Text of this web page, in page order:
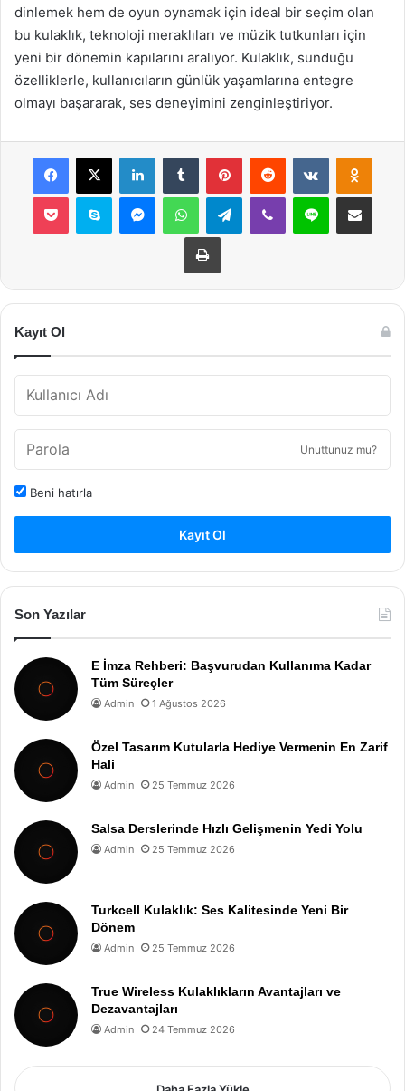
dinlemek hem de oyun oynamak için ideal bir seçim olan
bu kulaklık, teknoloji meraklıları ve müzik tutkunları için
yeni bir dönemin kapılarını aralıyor. Kulaklık, sunduğu
özelliklerle, kullanıcıların günlük yaşamlarına entegre
olmayı başararak, ses deneyimini zenginleştiriyor.
Facebook
X LinkedInTumblr PinterestReddit VKontakte
Pocket Skype MessengerWhatsAppTelegramViber Line E-Posta ile
Yazdır
Kayıt Ol
Unuttunuz mu?
Beni hatırla
Kayıt Ol
Son Yazılar
E İmza Rehberi: Başvurudan Kullanıma Kadar
Tüm Süreçler
Admin 1 Ağustos 2026
Özel Tasarım Kutularla Hediye Vermenin En Zarif
Hali
Admin 25 Temmuz 2026
Salsa Derslerinde Hızlı Gelişmenin Yedi Yolu
Admin 25 Temmuz 2026
Turkcell Kulaklık: Ses Kalitesinde Yeni Bir
Dönem
Admin 25 Temmuz 2026
True Wireless Kulaklıkların Avantajları ve
Dezavantajları
Admin 24 Temmuz 2026